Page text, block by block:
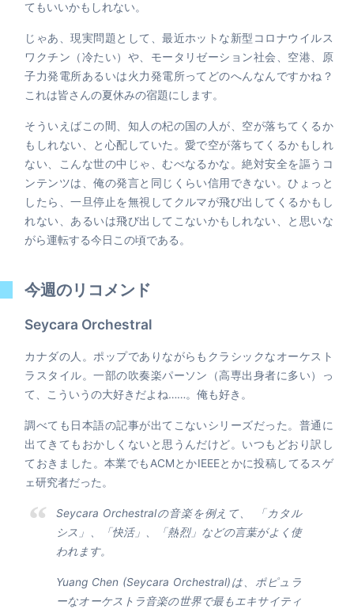
てもいいかもしれない。
じゃあ、現実問題として、最近ホットな新型コロナウイルス
ワクチン（冷たい）や、モータリゼーション社会、空港、原
子力発電所あるいは火力発電所ってどのへんなんですかね？
これは皆さんの夏休みの宿題にします。
そういえばこの間、知人の杞の国の人が、空が落ちてくるか
もしれない、と心配していた。愛で空が落ちてくるかもしれ
ない、こんな世の中じゃ、むべなるかな。絶対安全を謳うコ
ンテンツは、俺の発言と同じくらい信用できない。ひょっと
したら、一旦停止を無視してクルマが飛び出してくるかもし
れない、あるいは飛び出してこないかもしれない、と思いな
がら運転する今日この頃である。
今週のリコメンド
Seycara Orchestral
カナダの人。ポップでありながらもクラシックなオーケスト
ラスタイル。一部の吹奏楽パーソン（高専出身者に多い）っ
て、こういうの大好きだよね……。俺も好き。
調べても日本語の記事が出てこないシリーズだった。普通に
出てきてもおかしくないと思うんだけど。いつもどおり訳し
ておきました。本業でもACMとかIEEEとかに投稿してるスゲ
ェ研究者だった。
Seycara Orchestralの音楽を例えて、 「カタル
シス」、「快活」、「熱烈」などの言葉がよく使
われます。
Yuang Chen (Seycara Orchestral)は、ポピュラ
ーなオーケストラ音楽の世界で最もエキサイティ